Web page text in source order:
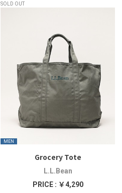
SOLD OUT
MEN
Grocery Tote
L.L.Bean
PRICE : ￥4,290